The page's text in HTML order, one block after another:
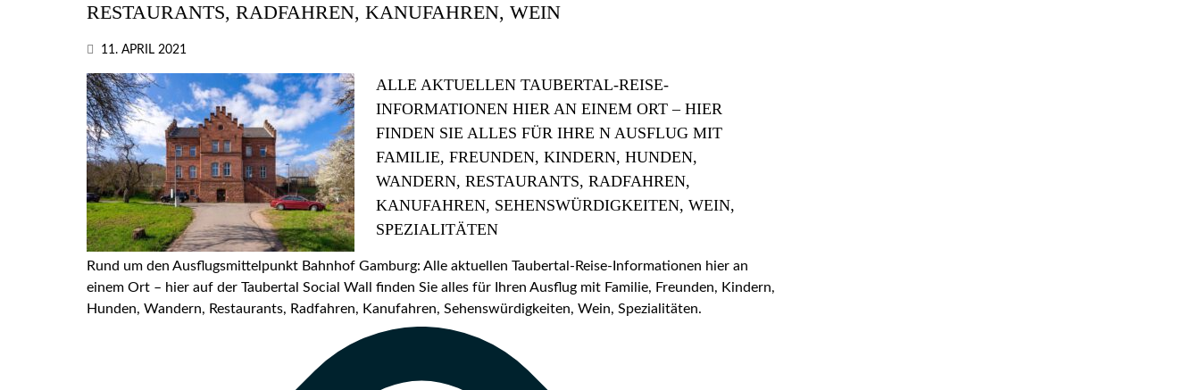
RESTAURANTS, RADFAHREN, KANUFAHREN, WEIN
11. APRIL 2021
ALLE AKTUELLEN TAUBERTAL-REISE-
INFORMATIONEN HIER AN EINEM ORT – HIER
FINDEN SIE ALLES FÜR IHRE N AUSFLUG MIT
FAMILIE, FREUNDEN, KINDERN, HUNDEN,
WANDERN, RESTAURANTS, RADFAHREN,
KANUFAHREN, SEHENSWÜRDIGKEITEN, WEIN,
SPEZIALITÄTEN
Rund um den Ausflugsmittelpunkt Bahnhof Gamburg: Alle aktuellen Taubertal-Reise-Informationen hier an
einem Ort – hier auf der Taubertal Social Wall finden Sie alles für Ihren Ausflug mit Familie, Freunden, Kindern,
Hunden, Wandern, Restaurants, Radfahren, Kanufahren, Sehenswürdigkeiten, Wein, Spezialitäten.